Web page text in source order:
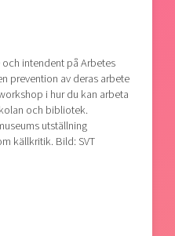
intendent på Arbetes
prevention av deras arbete
i hur du kan arbeta
och bibliotek.
utställning
källkritik. Bild: SVT